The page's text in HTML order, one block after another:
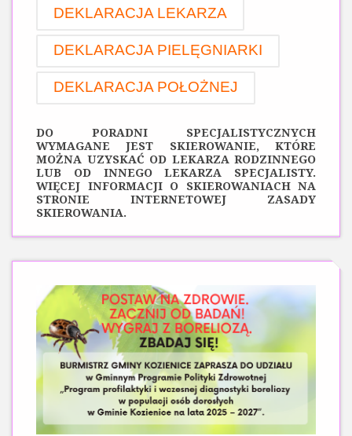
DEKLARACJA LEKARZA
DEKLARACJA PIELĘGNIARKI
DEKLARACJA POŁOŻNEJ
DO PORADNI SPECJALISTYCZNYCH
WYMAGANE JEST SKIEROWANIE, KTÓRE
MOŻNA UZYSKAĆ OD LEKARZA RODZINNEGO
LUB OD INNEGO LEKARZA SPECJALISTY.
WIĘCEJ INFORMACJI O SKIEROWANIACH NA
STRONIE INTERNETOWEJ ZASADY
SKIEROWANIA.